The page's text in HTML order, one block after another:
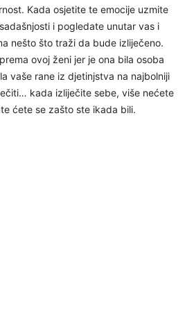
Kada osjetite te emocije uzmite
i pogledate unutar vas i
nešto što traži da bude izliječeno.
ovoj ženi jer je ona bila osoba
vaše rane iz djetinjstva na najbolniji
kada izliječite sebe, više nećete
ćete se zašto ste ikada bili.